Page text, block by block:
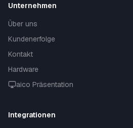
Unternehmen
Über uns
Kundenerfolge
Kontakt
Hardware
aico Präsentation
Integrationen